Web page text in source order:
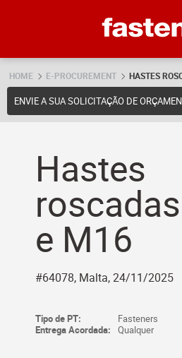
HOME E-PROCUREMENT HASTES
ENVIE A SUA SOLICITAÇÃO DE
Hastes
e M16
#64078, Malta, 24/11/2025
Tipo de PT:
Fasteners
Entrega Acordada:
Qualquer